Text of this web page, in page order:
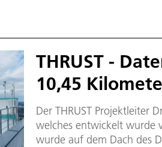
THRUST -
10,45
Der THRUST Projektleiter
welches entwickelt wurde
wurde auf dem Dach des